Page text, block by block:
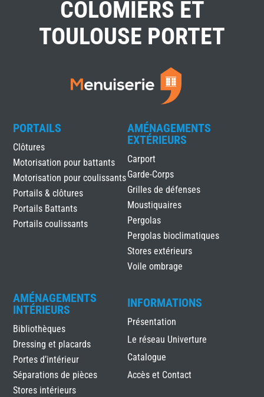
COLOMIERS ET
TOULOUSE PORTET
PORTAILS
Clôtures
Motorisation pour battants
Motorisation pour coulissants
Portails & clôtures
Portails Battants
Portails coulissants
AMÉNAGEMENTS
EXTÉRIEURS
Carport
Garde-Corps
Grilles de défenses
Moustiquaires
Pergolas
Pergolas bioclimatiques
Stores extérieurs
Voile ombrage
AMÉNAGEMENTS
INTÉRIEURS
Bibliothèques
Dressing et placards
Portes d’intérieur
Séparations de pièces
Stores intérieurs
INFORMATIONS
Présentation
Le réseau Univerture
Catalogue
Accès et Contact